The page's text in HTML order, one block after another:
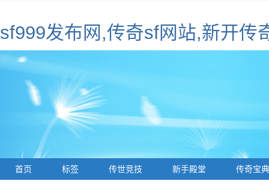
sf999发布网,传奇sf网站,新开传
首页 标签 传世竞技 新手殿堂 传奇宝典